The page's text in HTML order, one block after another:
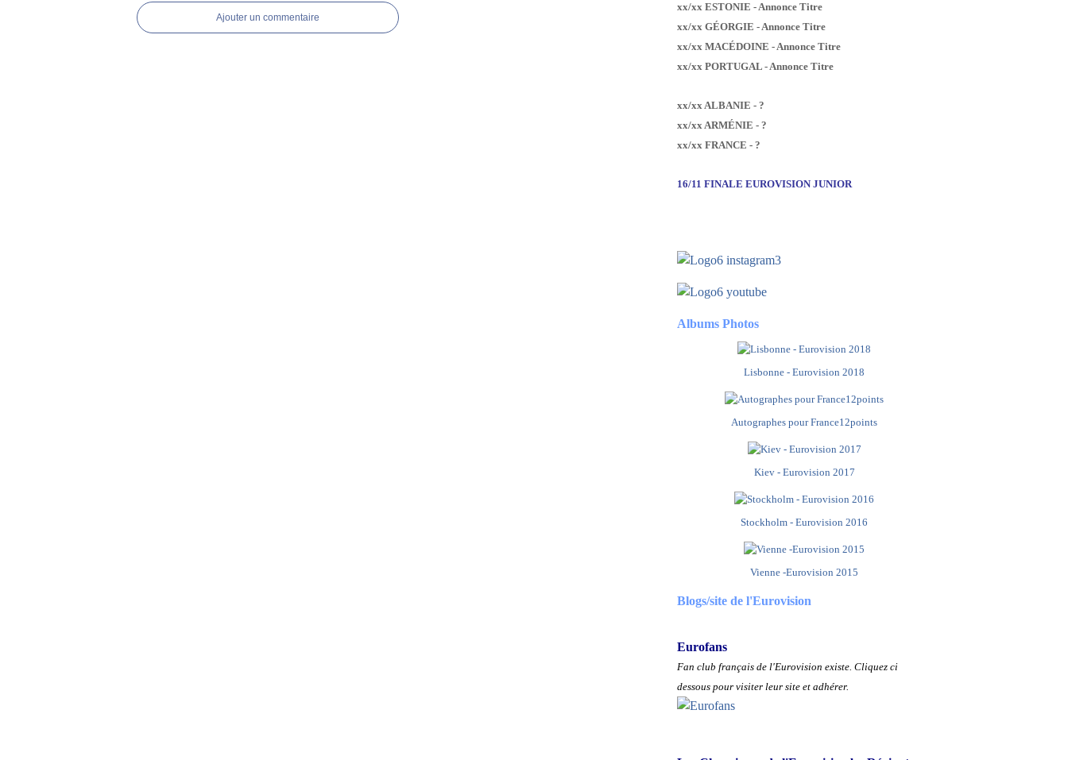
Ajouter un commentaire
xx/xx ESTONIE - Annonce Titre
xx/xx GÉORGIE - Annonce Titre
xx/xx MACÉDOINE - Annonce Titre
xx/xx PORTUGAL - Annonce Titre
xx/xx ALBANIE - ?
xx/xx ARMÉNIE - ?
xx/xx FRANCE - ?
16/11 FINALE EUROVISION JUNIOR
Albums Photos
Lisbonne - Eurovision 2018
Autographes pour France12points
Kiev - Eurovision 2017
Stockholm - Eurovision 2016
Vienne -Eurovision 2015
Blogs/site de l'Eurovision
Eurofans
Fan club français de l'Eurovision existe. Cliquez ci
dessous pour visiter leur site et adhérer.